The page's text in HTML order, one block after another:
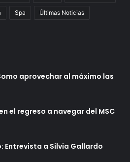
Spa Últimas Noticias
aprovechar al máximo las
el regreso a navegar del MSC
Entrevista a Silvia Gallardo